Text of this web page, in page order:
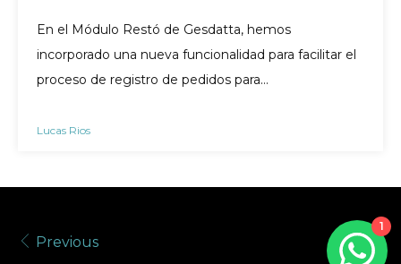
En el Módulo Restó de Gesdatta, hemos
incorporado una nueva funcionalidad para facilitar el
proceso de registro de pedidos para…
Lucas Rios
Previous
1